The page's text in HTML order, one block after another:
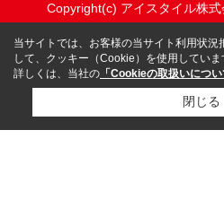
Copyright(c) アイスタイル株
当サイトでは、お客様の当サイト利用状況
して、クッキー（Cookie）を使用していま
詳しくは、当社の 「Cookieの取扱いについ
閉じる